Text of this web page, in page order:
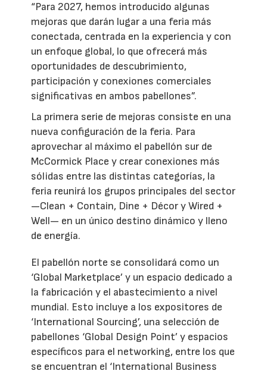
“Para 2027, hemos introducido algunas
mejoras que darán lugar a una feria más
conectada, centrada en la experiencia y con
un enfoque global, lo que ofrecerá más
oportunidades de descubrimiento,
participación y conexiones comerciales
significativas en ambos pabellones”.
La primera serie de mejoras consiste en una
nueva configuración de la feria. Para
aprovechar al máximo el pabellón sur de
McCormick Place y crear conexiones más
sólidas entre las distintas categorías, la
feria reunirá los grupos principales del sector
—Clean + Contain, Dine + Décor y Wired +
Well— en un único destino dinámico y lleno
de energía.
El pabellón norte se consolidará como un
‘Global Marketplace’ y un espacio dedicado a
la fabricación y el abastecimiento a nivel
mundial. Esto incluye a los expositores de
‘International Sourcing’, una selección de
pabellones ‘Global Design Point’ y espacios
específicos para el networking, entre los que
se encuentran el ‘International Business